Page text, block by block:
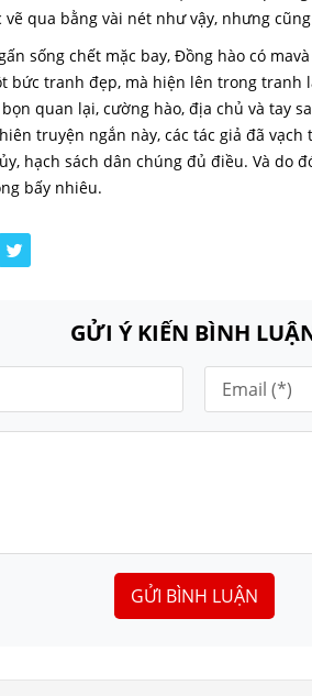
qua bằng vài nét như vậy, nhưng
sống chết mặc bay, Đồng hào có
bức tranh đẹp, mà hiện lên trong tranh
quan lại, cường hào, địa chủ và tay
truyện ngắn này, các tác giả đã
hạch sách dân chúng đủ điều. Và do
bấy nhiêu.
GỬI Ý KIẾN BÌNH
GỬI BÌNH LUẬN